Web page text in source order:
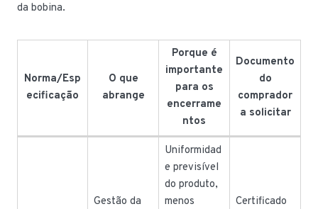
da bobina.
Norma/Esp
ecificação
O que
abrange
Porque é
importante
para os
encerrame
ntos
Documento
do
comprador
a solicitar
Gestão da
Uniformidad
e previsível
do produto,
menos
Certificado